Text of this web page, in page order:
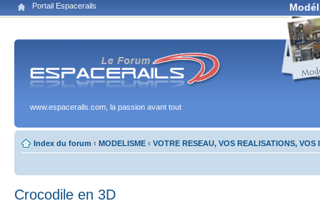
Portail Espacerails
www.espacerails.com, la passion avant tout
Index du forum ‹ MODELISME ‹ VOTRE RESEAU, VOS REALISATIONS, VOS
Crocodile en 3D